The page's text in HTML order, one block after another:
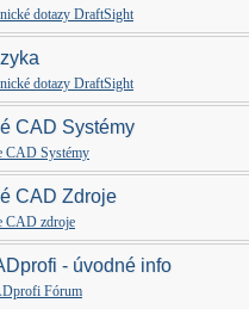
dotazy DraftSight
dotazy DraftSight
CAD Systémy
CAD Systémy
CAD Zdroje
CAD zdroje
- úvodné info
Fórum